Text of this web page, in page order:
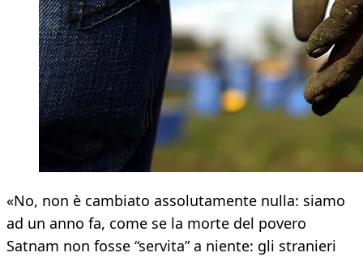
«No, non è cambiato assolutamente nulla: siamo
ad un anno fa, come se la morte del povero
Satnam non fosse “servita” a niente: gli stranieri